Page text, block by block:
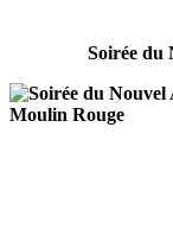
Soirée du